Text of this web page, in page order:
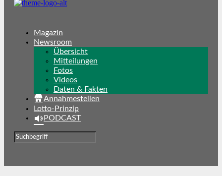
Magazin
Newsroom
Übersicht
Mitteilungen
Fotos
Videos
Daten & Fakten
Annahmestellen
Lotto-Prinzip
PODCAST